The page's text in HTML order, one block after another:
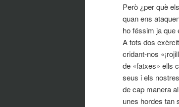
Però ¿per què
quan ens
ho féssim ja que
A tots dos
cridant-nos
de «fatxes» ells
seus i els
de cap manera
unes hordes tan